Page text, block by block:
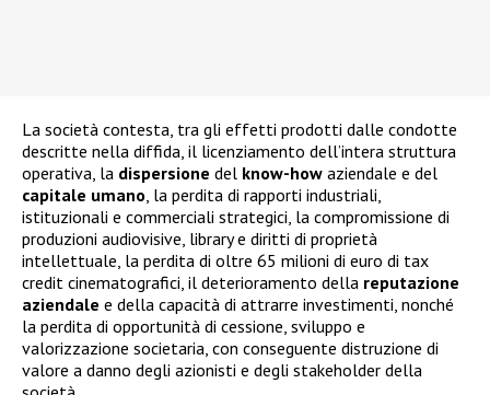
La società contesta, tra gli effetti prodotti dalle condotte
descritte nella diffida, il licenziamento dell’intera struttura
operativa, la dispersione del know-how aziendale e del
capitale umano, la perdita di rapporti industriali,
istituzionali e commerciali strategici, la compromissione di
produzioni audiovisive, library e diritti di proprietà
intellettuale, la perdita di oltre 65 milioni di euro di tax
credit cinematografici, il deterioramento della reputazione
aziendale e della capacità di attrarre investimenti, nonché
la perdita di opportunità di cessione, sviluppo e
valorizzazione societaria, con conseguente distruzione di
valore a danno degli azionisti e degli stakeholder della